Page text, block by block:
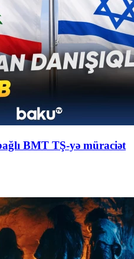
BMT TŞ-yə müraciət